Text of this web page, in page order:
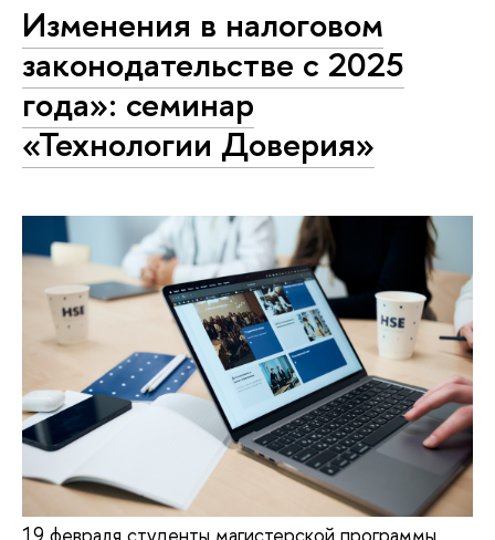
Изменения в налоговом
законодательстве с 2025
года»: семинар
«Технологии Доверия»